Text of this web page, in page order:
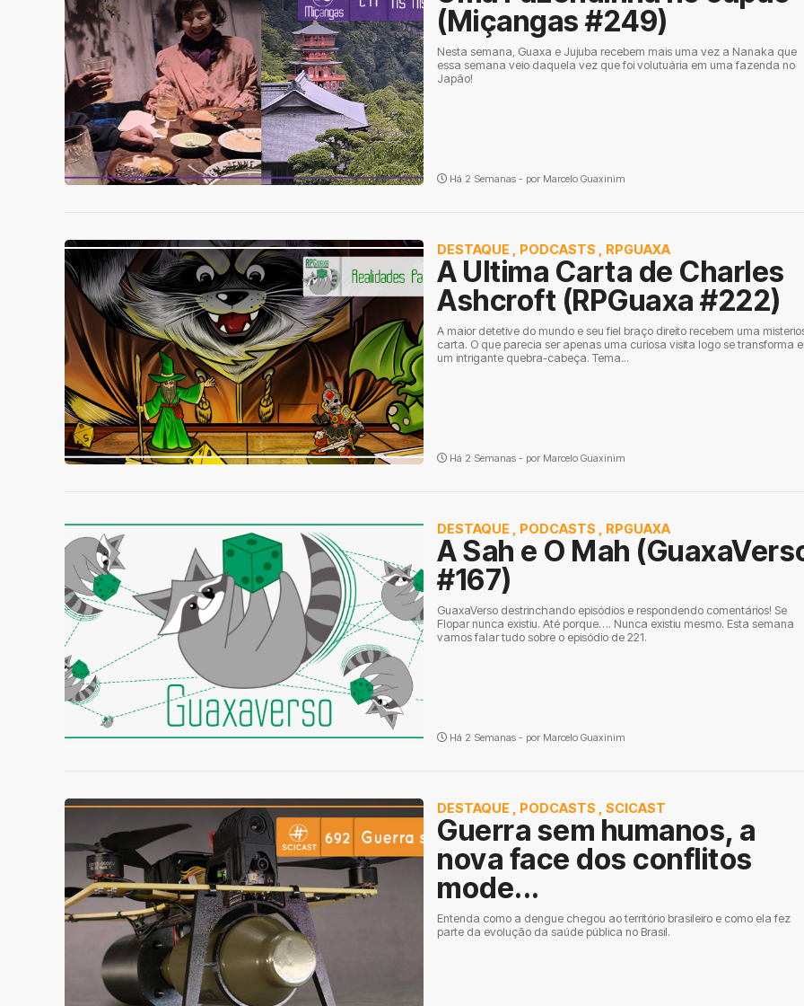
(Miçangas #249)
Nesta semana, Guaxa e Jujuba recebem mais uma vez a Nanaka que
essa semana veio daquela vez que foi volutuária em uma fazenda no
Japão!
Há 2 Semanas - por Marcelo Guaxinim
DESTAQUE PODCASTS RPGUAXA
A Ultima Carta de Charles
Ashcroft (RPGuaxa #222)
A maior detetive do mundo e seu fiel braço direito recebem uma
carta. O que parecia ser apenas uma curiosa visita logo se transforma
um intrigante quebra-cabeça. Tema...
Há 2 Semanas - por Marcelo Guaxinim
DESTAQUE PODCASTS RPGUAXA
A Sah e O Mah
#167)
GuaxaVerso destrinchando episódios e respondendo comentários! Se
Flopar nunca existiu. Até porque…. Nunca existiu mesmo. Esta semana
vamos falar tudo sobre o episódio de 221.
Há 2 Semanas - por Marcelo Guaxinim
DESTAQUE PODCASTS SCICAST
Guerra sem humanos, a
nova face dos conflitos
mode...
Entenda como a dengue chegou ao território brasileiro e como ela fez
parte da evolução da saúde pública no Brasil.